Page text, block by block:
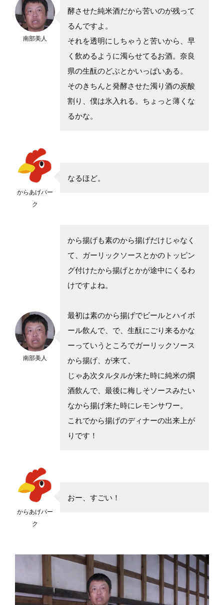
南部美人
酵させた純米酒だから苦いのが残って
るんですよ。
それを透明にしちゃうと苦いから、早
く飲めるように濁らせてるお酒。奈良
県の生酛のどぶとかいっぱいある。
そのきちんと発酵させた濁り酒の炭酸
割り、僕は氷入れる。ちょっと薄くな
るかな。
からあげパー
ク
なるほど。
南部美人
から揚げも素のから揚げだけじゃなく
て、ガーリックソースとかのトッピン
グ付けたから揚げとかが途中にくるわ
けですよね。
最初は素のから揚げでビールとハイボ
ール飲んで、で、生酛にごり来るかな
ーっていうところでガーリックソース
から揚げ、が来て、
じゃあ次タルタルが来た時に純米の燗
酒飲んで、最後に梅しそソースみたい
なから揚げ来た時にレモンサワー。
これでから揚げのディナーの出来上が
りです！
からあげパー
ク
おー、すごい！